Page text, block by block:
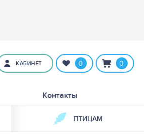
КАБИНЕТ 0 0
Контакты
ПТИЦАМ